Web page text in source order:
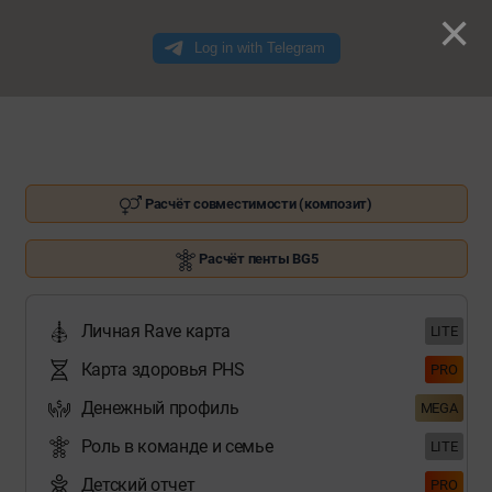
Расчёт совместимости (композит)
Расчёт пенты BG5
Личная Rave карта LITE
Карта здоровья PHS PRO
Денежный профиль MEGA
Роль в команде и семье LITE
Детский отчет PRO
×